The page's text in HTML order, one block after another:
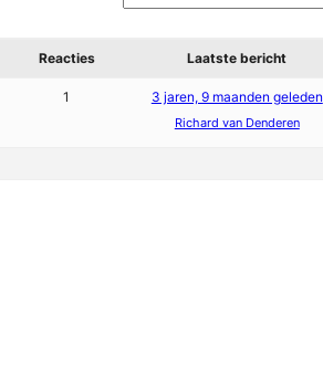
Reacties Laatste bericht
1 3 jaren, 9 maanden geleden
Richard van Denderen